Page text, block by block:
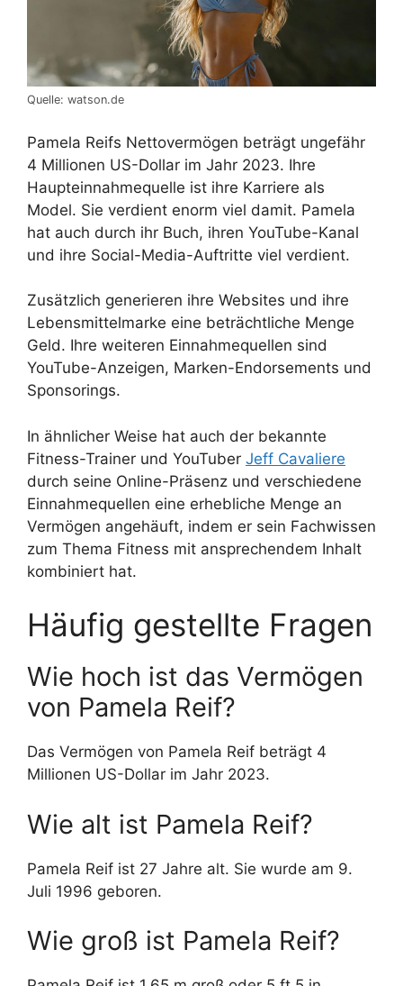
Quelle: watson.de
Pamela Reifs Nettovermögen beträgt ungefähr
4 Millionen US-Dollar im Jahr 2023. Ihre
Haupteinnahmequelle ist ihre Karriere als
Model. Sie verdient enorm viel damit. Pamela
hat auch durch ihr Buch, ihren YouTube-Kanal
und ihre Social-Media-Auftritte viel verdient.
Zusätzlich generieren ihre Websites und ihre
Lebensmittelmarke eine beträchtliche Menge
Geld. Ihre weiteren Einnahmequellen sind
YouTube-Anzeigen, Marken-Endorsements und
Sponsorings.
In ähnlicher Weise hat auch der bekannte
Fitness-Trainer und YouTuber Jeff Cavaliere
durch seine Online-Präsenz und verschiedene
Einnahmequellen eine erhebliche Menge an
Vermögen angehäuft, indem er sein Fachwissen
zum Thema Fitness mit ansprechendem Inhalt
kombiniert hat.
Häufig gestellte Fragen
Wie hoch ist das Vermögen
von Pamela Reif?
Das Vermögen von Pamela Reif beträgt 4
Millionen US-Dollar im Jahr 2023.
Wie alt ist Pamela Reif?
Pamela Reif ist 27 Jahre alt. Sie wurde am 9.
Juli 1996 geboren.
Wie groß ist Pamela Reif?